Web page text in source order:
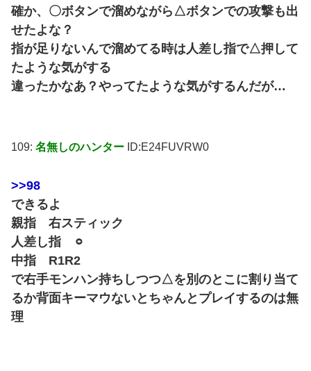
確か、〇ボタンで溜めながら△ボタンでの攻撃も出
せたよな？
指が足りないんで溜めてる時は人差し指で△押して
たような気がする
違ったかなあ？やってたような気がするんだが…
109: 名無しのハンター ID:E24FUVRW0
>>98
できるよ
親指 右スティック
人差し指 ⚪︎
中指 R1R2
で右手モンハン持ちしつつ△を別のとこに割り当て
るか背面キーマウないとちゃんとプレイするのは無
理